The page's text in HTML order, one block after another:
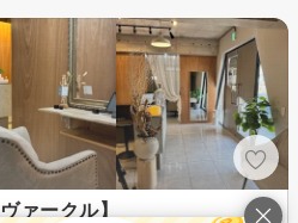
ァークル】